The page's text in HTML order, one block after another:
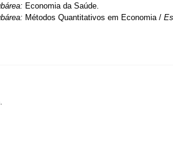
Economia da Saúde.
Métodos Quantitativos em Economia /